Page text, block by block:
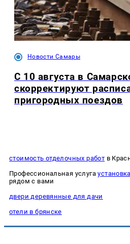
Новости Самары
С 10 августа в
скорректируют
пригородных поездов
стоимость отделочных работ в
Профессиональная услуга
рядом с вами
двери деревянные для дачи
отели в брянске